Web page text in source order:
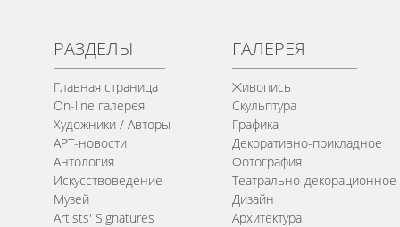
РАЗДЕЛЫ
Главная страница
On-line галерея
Художники / Авторы
АРТ-новости
Антология
Искусствоведение
Музей
Artists' Signatures
ГАЛЕРЕЯ
Живопись
Скульптура
Графика
Декоративно-прикладное
Фотография
Театрально-декорационное
Дизайн
Архитектура